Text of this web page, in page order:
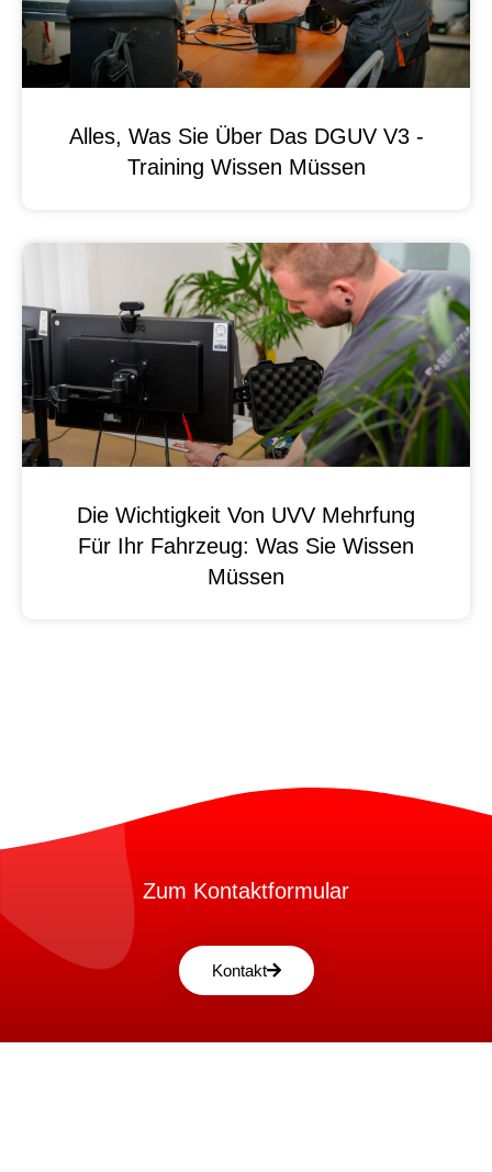
Alles, Was Sie Über Das DGUV V3 -
Training Wissen Müssen
Die Wichtigkeit Von UVV Mehrfung
Für Ihr Fahrzeug: Was Sie Wissen
Müssen
Zum Kontaktformular
Kontakt